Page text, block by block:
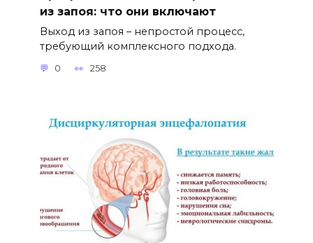
из запоя: что они включают
Выход из запоя – непростой процесс,
требующий комплексного подхода.
0 258